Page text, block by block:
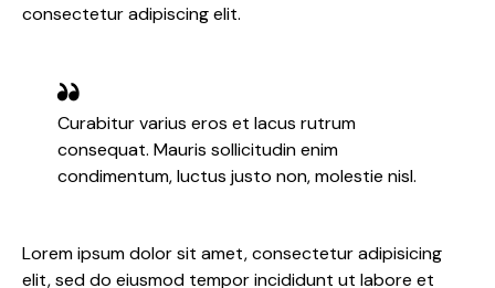
consectetur adipiscing elit.
Curabitur varius eros et lacus rutrum
consequat. Mauris sollicitudin enim
condimentum, luctus justo non, molestie nisl.
Lorem ipsum dolor sit amet, consectetur adipisicing
elit, sed do eiusmod tempor incididunt ut labore et